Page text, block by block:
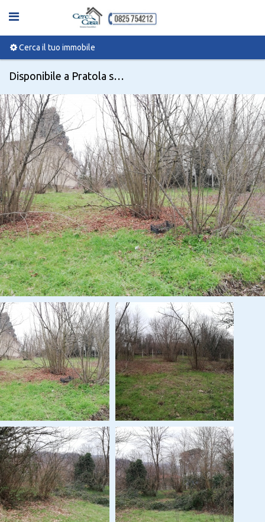
Cerca il tuo immobile
Disponibile a Pratola serra, Strada Statale 7 - Codice 796443